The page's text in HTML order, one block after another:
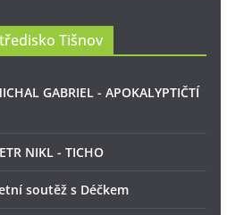
Tišnov
GABRIEL - APOKALYPTIČTÍ
NIKL - TICHO
soutěž s Déčkem